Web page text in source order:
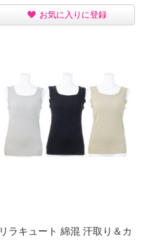
お気に入りに登録
リラキュート 綿混 汗取り＆カ